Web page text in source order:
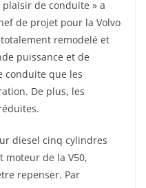
de conduite » a
de projet pour la Volvo
remodelé et
puissance et de
conduite que les
De plus, les
diesel cinq cylindres
moteur de la V50,
repenser. Par